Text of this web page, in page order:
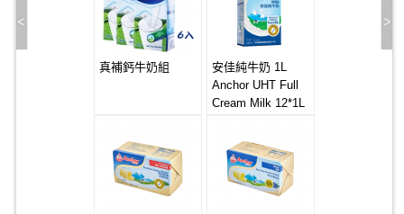
真補鈣牛奶組
安佳純牛奶 1L
Anchor UHT Full
Cream Milk 12*1L